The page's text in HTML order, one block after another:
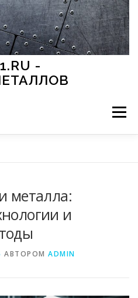
-
Меню
СРЕДА
металла:
и
АВТОРОМ ADMIN